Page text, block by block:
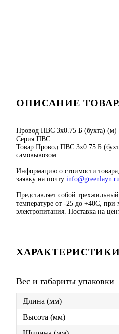
ОПИСАНИЕ
Провод ПВС 3х0.75 Б (бухта)
Серия ПВС.
Товар Провод ПВС 3х0.75 Б
самовывозом.
Информацию о стоимости
заявку на почту info@greenlayn.ru
Представляет собой
температуре от -25 до +40С,
электропитания. Поставка на
Вес и габариты упаковки
Длина (мм)
Высота (мм)